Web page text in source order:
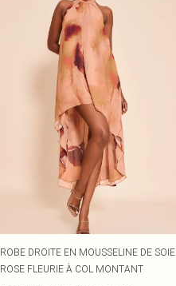
ROBE DROITE EN MOUSSELINE DE SOIE
ROSE FLEURIE À COL MONTANT